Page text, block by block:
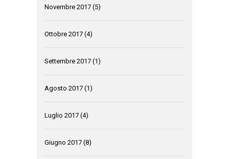
Novembre 2017 (5)
Ottobre 2017 (4)
Settembre 2017 (1)
Agosto 2017 (1)
Luglio 2017 (4)
Giugno 2017 (8)